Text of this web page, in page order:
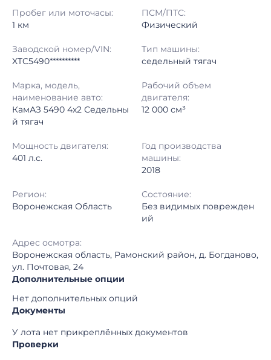
Конец торгов: 10.08.2026, 10:18 МСК
Тип аукциона: Открытые торги
Шаг торгов: 50 000 ₽
Кол-во ставок:
Регион: Воронежская Область
Пробег или моточасы:
1 км
ПСМ/ПТС:
Физический
Заводской номер/VIN:
XTC5490**********
Тип машины:
седельный тягач
Марка, модель,
наименование авто:
КамАЗ 5490 4x2 Седельны
й тягач
Рабочий объем
двигателя:
12 000 см³
Мощность двигателя:
401 л.с.
Год производства
машины:
2018
Регион:
Воронежская Область
Состояние:
Без видимых поврежден
ий
Адрес осмотра:
Воронежская область, Рамонский район, д. Богданово,
ул. Почтовая, 24
Дополнительные опции
Нет дополнительных опций
Документы
У лота нет прикреплённых документов
Проверки